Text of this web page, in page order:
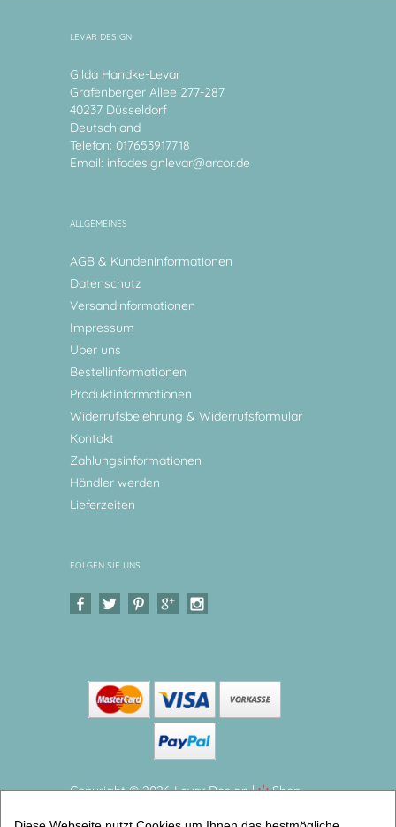
LEVAR DESIGN
Gilda Handke-Levar
Grafenberger Allee 277-287
40237 Düsseldorf
Deutschland
Telefon: 017653917718
Email: infodesignlevar@arcor.de
ALLGEMEINES
AGB & Kundeninformationen
Datenschutz
Versandinformationen
Impressum
Über uns
Bestellinformationen
Produktinformationen
Widerrufsbelehrung & Widerrufsformular
Kontakt
Zahlungsinformationen
Händler werden
Lieferzeiten
FOLGEN SIE UNS
Copyright © 2026 Levar Design |
Shop